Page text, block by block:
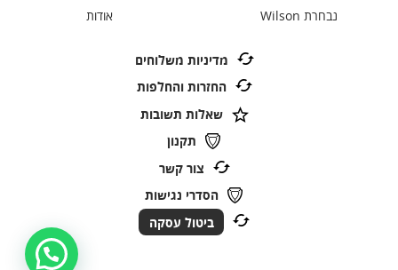
נבחרת Wilson
אודות
מדיניות משלוחים
החזרות והחלפות
שאלות תשובות
תקנון
צור קשר
הסדרי נגישות
ביטול עסקה